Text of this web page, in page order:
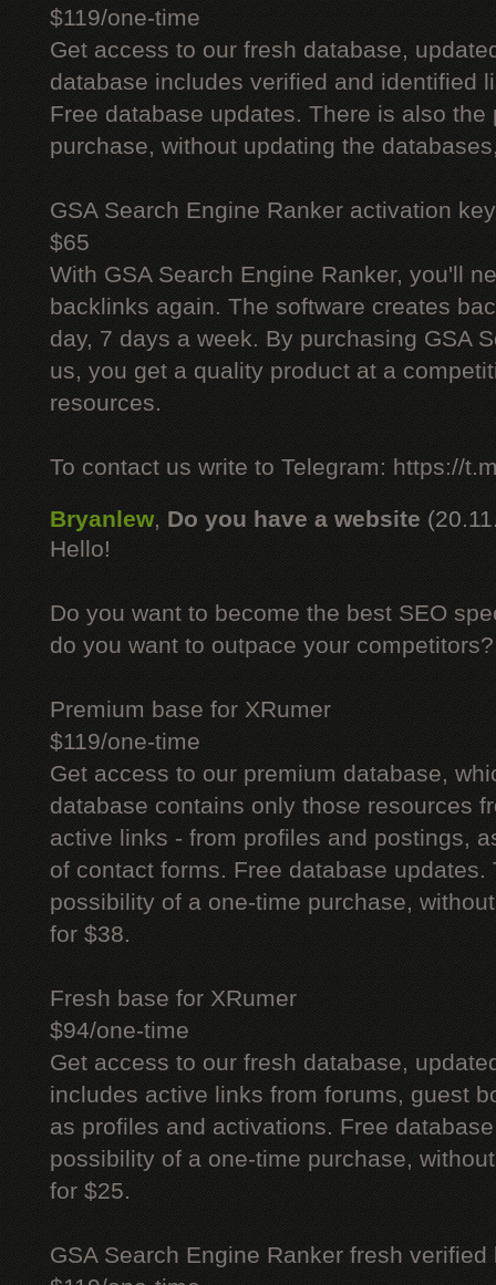
$119/one-time
Get access to our fresh database,
database includes verified and identified
Free database updates. There is also
purchase, without updating the
GSA Search Engine Ranker activation key
$65
With GSA Search Engine Ranker, you'll
backlinks again. The software creates
day, 7 days a week. By purchasing GSA
us, you get a quality product at a
resources.
To contact us write to Telegram: https://
Bryanlew, Do you have a website
Hello!
Do you want to become the best SEO
do you want to outpace your competitors?
Premium base for XRumer
$119/one-time
Get access to our premium database,
database contains only those resources
active links - from profiles and postings,
of contact forms. Free database updates.
possibility of a one-time purchase,
for $38.
Fresh base for XRumer
$94/one-time
Get access to our fresh database,
includes active links from forums, guest
as profiles and activations. Free
possibility of a one-time purchase,
for $25.
GSA Search Engine Ranker fresh verified